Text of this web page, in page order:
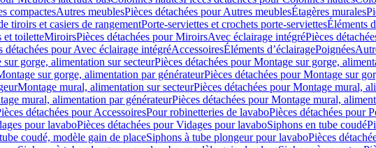
compactesAutres meublesPièces détachées pour Autres meublesÉtagères murales
tiroirs et casiers de rangementPorte-serviettes et crochets porte-serviettesÉléments
et toiletteMiroirsPièces détachées pour MiroirsAvec éclairage intégréPièces
détachées pour Avec éclairage intégréAccessoiresÉléments d’éclairagePoignées
sur gorge, alimentation sur secteurPièces détachées pour Montage sur gorge,
sur gorge, alimentation par générateurPièces détachées pour Montage sur
Montage mural, alimentation sur secteurPièces détachées pour Montage mural,
mural, alimentation par générateurPièces détachées pour Montage mural,
détachées pour AccessoiresPour robinetteries de lavaboPièces détachées pour
pour lavaboPièces détachées pour Vidages pour lavaboSiphons en tube coudé
coudé, modèle gain de placeSiphons à tube plongeur pour lavaboPièces